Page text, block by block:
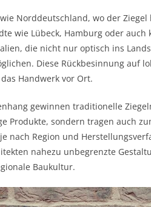
Norddeutschland, wo der
wie Lübeck, Hamburg oder
die nicht nur optisch ins
Diese Rückbesinnung auf
Handwerk vor Ort.
gewinnen traditionelle
Produkte, sondern tragen auch
nach Region und
nahezu unbegrenzte
Baukultur.